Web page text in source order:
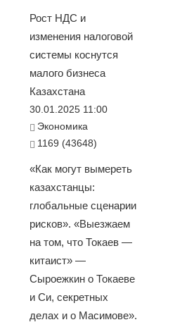
Рост НДС и
изменения налоговой
системы коснутся
малого бизнеса
Казахстана
30.01.2025 11:00
Экономика
1169 (43648)
«Как могут вымереть
казахстанцы:
глобальные сценарии
рисков». «Выезжаем
на том, что Токаев —
китаист» —
Сыроежкин о Токаеве
и Си, секретных
делах и о Масимове».